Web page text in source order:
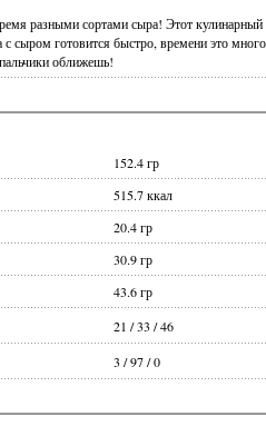
разными сортами сыра! Этот кулинарный
сыром готовится быстро, времени это
оближешь!
152.4гр
515.7ккал
20.4гр
30.9гр
43.6гр
21 /33 /46
3 /97/0